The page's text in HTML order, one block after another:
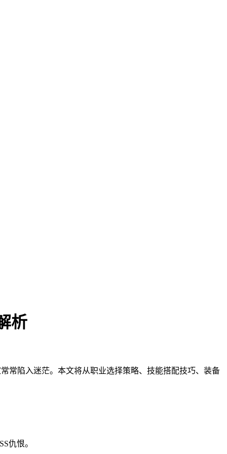
析
常陷入迷茫。本文将从职业选择策略、技能搭配技巧、装备
仇恨。